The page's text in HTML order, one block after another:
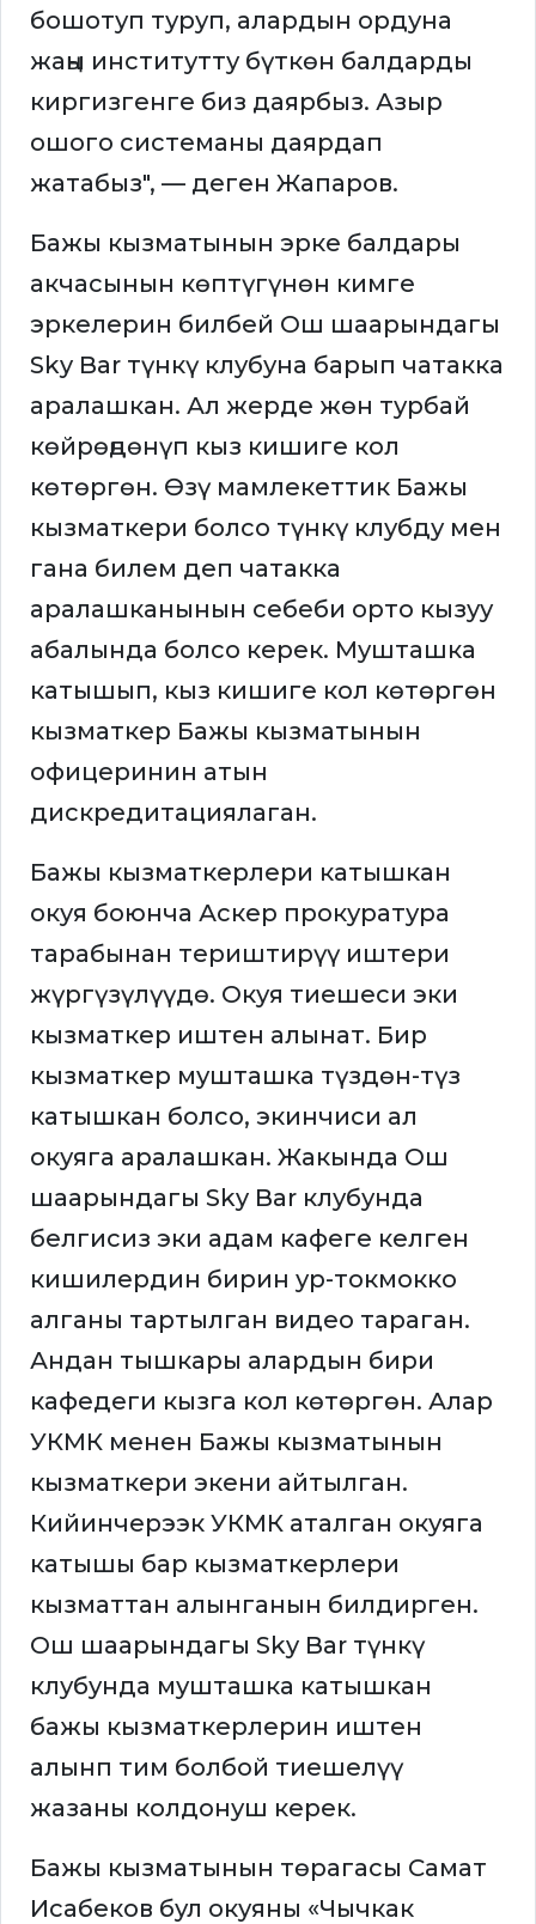
бошотуп туруп, алардын ордуна
жаңы институтту бүткөн балдарды
киргизгенге биз даярбыз. Азыр
ошого системаны даярдап
жатабыз", — деген Жапаров.
Бажы кызматынын эрке балдары
акчасынын көптүгүнөн кимге
эркелерин билбей Ош шаарындагы
Sky Bar түнкү клубуна барып чатакка
аралашкан. Ал жерде жөн турбай
көйрөңдөнүп кыз кишиге кол
көтөргөн. Өзү мамлекеттик Бажы
кызматкери болсо түнкү клубду мен
гана билем деп чатакка
аралашканынын себеби орто кызуу
абалында болсо керек. Мушташка
катышып, кыз кишиге кол көтөргөн
кызматкер Бажы кызматынын
офицеринин атын
дискредитациялаган.
Бажы кызматкерлери катышкан
окуя боюнча Аскер прокуратура
тарабынан териштирүү иштери
жүргүзүлүүдө. Окуя тиешеси эки
кызматкер иштен алынат. Бир
кызматкер мушташка түздөн-түз
катышкан болсо, экинчиси ал
окуяга аралашкан. Жакында Ош
шаарындагы Sky Bar клубунда
белгисиз эки адам кафеге келген
кишилердин бирин ур-токмокко
алганы тартылган видео тараган.
Андан тышкары алардын бири
кафедеги кызга кол көтөргөн. Алар
УКМК менен Бажы кызматынын
кызматкери экени айтылган.
Кийинчерээк УКМК аталган окуяга
катышы бар кызматкерлери
кызматтан алынганын билдирген.
Ош шаарындагы Sky Bar түнкү
клубунда мушташка катышкан
бажы кызматкерлерин иштен
алынп тим болбой тиешелүү
жазаны колдонуш керек.
Бажы кызматынын төрагасы Самат
Исабеков бул окуяны «Чычкак